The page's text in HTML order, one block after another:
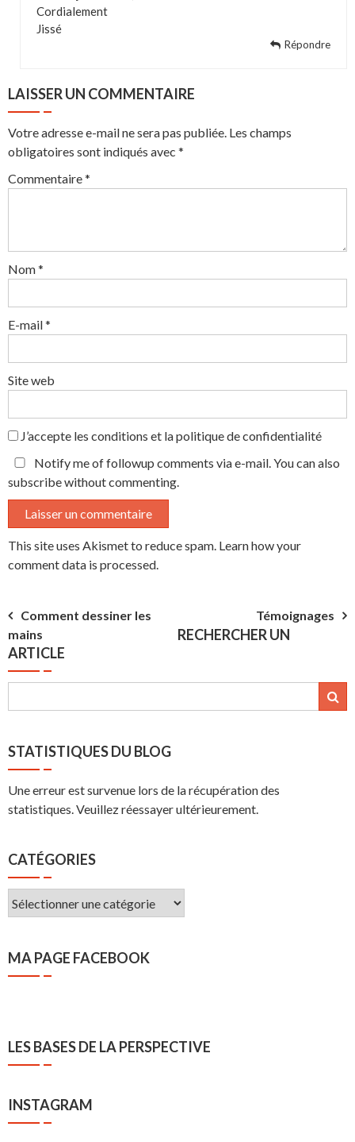
Cordialement
Jissé
Répondre
LAISSER UN COMMENTAIRE
Votre adresse e-mail ne sera pas publiée. Les champs
obligatoires sont indiqués avec *
Commentaire*
Nom*
E-mail*
Site web
J’accepte les conditions et la politique de confidentialité
Notify me of followup comments via e-mail. You can also
subscribewithout commenting.
This site uses Akismet to reduce spam. Learn how your
comment data is processed.
Navigation
de
l’article
Comment dessiner les
mains
Témoignages
RECHERCHER UN
ARTICLE
STATISTIQUES DU BLOG
Une erreur est survenue lors de la récupération des
statistiques. Veuillez réessayer ultérieurement.
CATÉGORIES
Catégories
MA PAGE FACEBOOK
LES BASES DE LA PERSPECTIVE
INSTAGRAM